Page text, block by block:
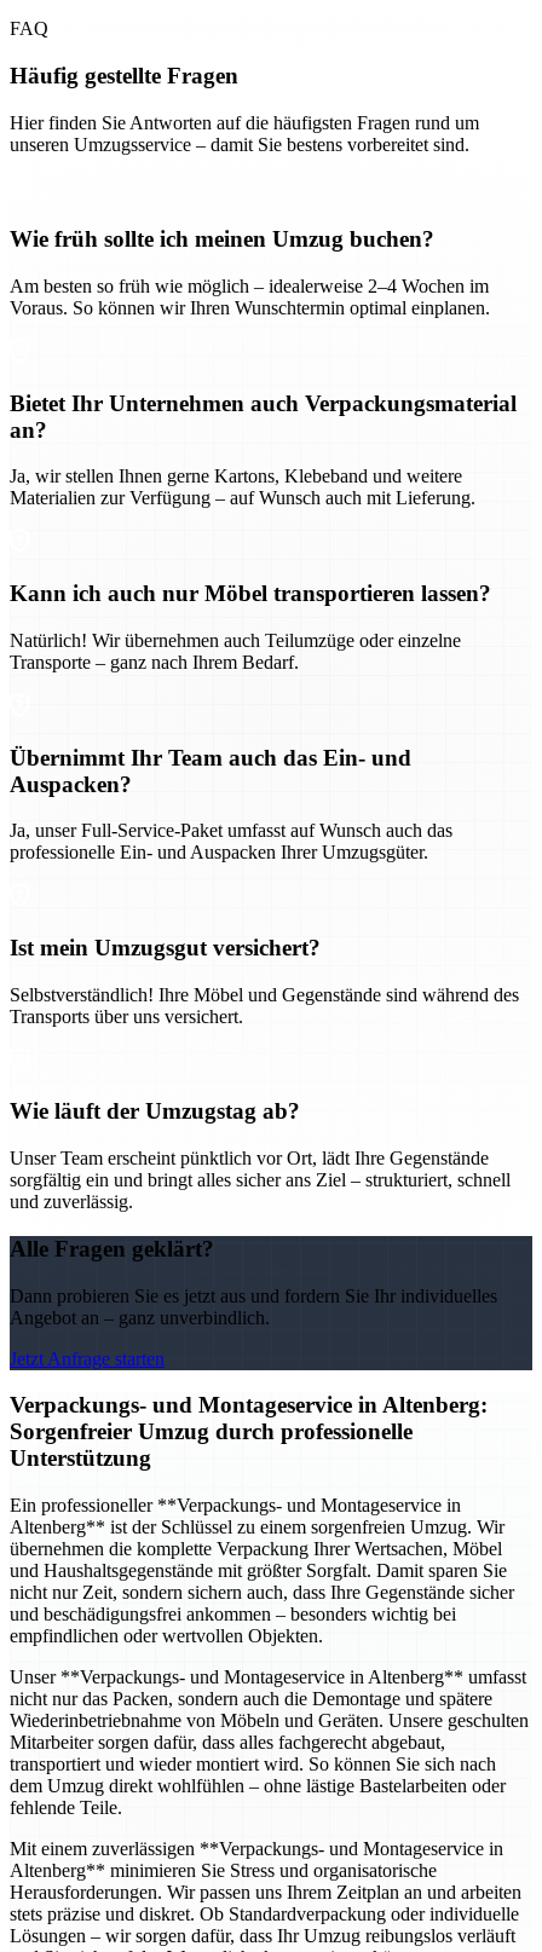
FAQ
Häufig gestellte Fragen
Hier finden Sie Antworten auf die häufigsten Fragen rund um
unseren Umzugsservice – damit Sie bestens vorbereitet sind.
Wie früh sollte ich meinen Umzug buchen?
Am besten so früh wie möglich – idealerweise 2–4 Wochen im
Voraus. So können wir Ihren Wunschtermin optimal einplanen.
Bietet Ihr Unternehmen auch Verpackungsmaterial
an?
Ja, wir stellen Ihnen gerne Kartons, Klebeband und weitere
Materialien zur Verfügung – auf Wunsch auch mit Lieferung.
Kann ich auch nur Möbel transportieren lassen?
Natürlich! Wir übernehmen auch Teilumzüge oder einzelne
Transporte – ganz nach Ihrem Bedarf.
Übernimmt Ihr Team auch das Ein- und
Auspacken?
Ja, unser Full-Service-Paket umfasst auf Wunsch auch das
professionelle Ein- und Auspacken Ihrer Umzugsgüter.
Ist mein Umzugsgut versichert?
Selbstverständlich! Ihre Möbel und Gegenstände sind während des
Transports über uns versichert.
Wie läuft der Umzugstag ab?
Unser Team erscheint pünktlich vor Ort, lädt Ihre Gegenstände
sorgfältig ein und bringt alles sicher ans Ziel – strukturiert, schnell
und zuverlässig.
Alle Fragen geklärt?
Dann probieren Sie es jetzt aus und fordern Sie Ihr individuelles
Angebot an – ganz unverbindlich.
Jetzt Anfrage starten
Verpackungs- und Montageservice in Altenberg:
Sorgenfreier Umzug durch professionelle
Unterstützung
Ein professioneller **Verpackungs- und Montageservice in
Altenberg** ist der Schlüssel zu einem sorgenfreien Umzug. Wir
übernehmen die komplette Verpackung Ihrer Wertsachen, Möbel
und Haushaltsgegenstände mit größter Sorgfalt. Damit sparen Sie
nicht nur Zeit, sondern sichern auch, dass Ihre Gegenstände sicher
und beschädigungsfrei ankommen – besonders wichtig bei
empfindlichen oder wertvollen Objekten.
Unser **Verpackungs- und Montageservice in Altenberg** umfasst
nicht nur das Packen, sondern auch die Demontage und spätere
Wiederinbetriebnahme von Möbeln und Geräten. Unsere geschulten
Mitarbeiter sorgen dafür, dass alles fachgerecht abgebaut,
transportiert und wieder montiert wird. So können Sie sich nach
dem Umzug direkt wohlfühlen – ohne lästige Bastelarbeiten oder
fehlende Teile.
Mit einem zuverlässigen **Verpackungs- und Montageservice in
Altenberg** minimieren Sie Stress und organisatorische
Herausforderungen. Wir passen uns Ihrem Zeitplan an und arbeiten
stets präzise und diskret. Ob Standardverpackung oder individuelle
Lösungen – wir sorgen dafür, dass Ihr Umzug reibungslos verläuft